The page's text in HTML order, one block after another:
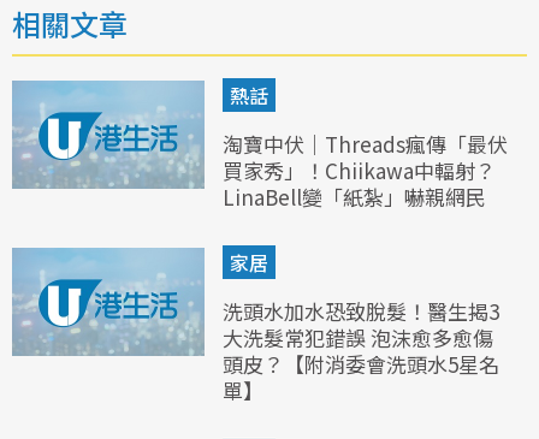
相關文章
熱話
淘寶中伏｜Threads瘋傳「最伏
買家秀」！Chiikawa中輻射？
LinaBell變「紙紮」嚇親網民
家居
洗頭水加水恐致脫髮！醫生揭3
大洗髮常犯錯誤 泡沫愈多愈傷
頭皮？【附消委會洗頭水5星名
單】